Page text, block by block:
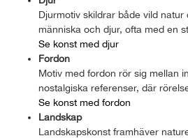
Djurmotiv skildrar både vild
människa och djur, ofta med en
Se konst med djur
Fordon
Motiv med fordon rör sig mellan
nostalgiska referenser, där
Se konst med fordon
Landskap
Landskapskonst framhäver